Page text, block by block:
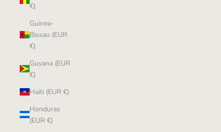
€)
Guinea-
Bissau (EUR
€)
Guyana (EUR
€)
Haiti (EUR €)
Honduras
(EUR €)